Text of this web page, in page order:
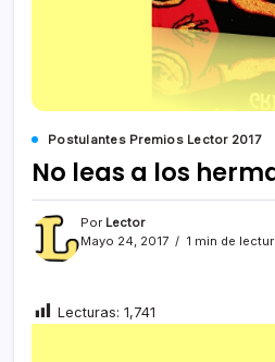
Postulantes Premios Lector 2017
No leas a los
Por Lector
Mayo 24, 2017
1 min de
Lecturas: 1,741